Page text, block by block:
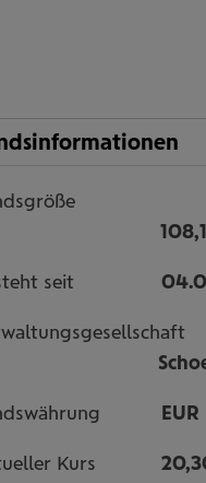
seit
EUR
Kurs